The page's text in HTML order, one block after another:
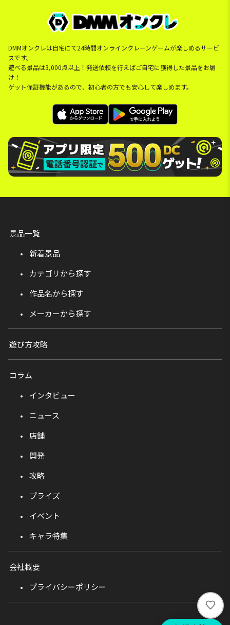
DMMオンクレは自宅にて24時間オンラインクレーンゲームが楽しめるサービ
スです。
遊べる景品は3,000点以上！発送依頼を行えばご自宅に獲得した景品をお届
け！
ゲット保証機能があるので、初心者の方でも安心して楽しめます。
い
い
景品一覧
新着景品
カテゴリから探す
作品名から探す
メーカーから探す
遊び方攻略
コラム
インタビュー
ニュース
店舗
開発
攻略
プライズ
イベント
キャラ特集
会社概要
プライバシーポリシー